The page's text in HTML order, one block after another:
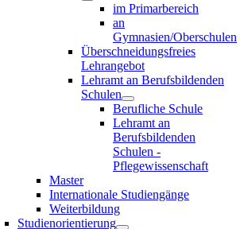
im Primarbereich
an
Gymnasien/Oberschulen
Überschneidungsfreies
Lehrangebot
Lehramt an Berufsbildenden
Schulen
Berufliche Schule
Lehramt an
Berufsbildenden
Schulen -
Pflegewissenschaft
Master
Internationale Studiengänge
Weiterbildung
Studienorientierung